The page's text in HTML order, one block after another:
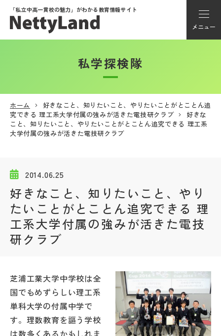
「私立中高一貫校の魅力」がわかる教育情報サイト
メニュー
アカウント登録
メニュー
学校動画
私学探検隊
帰国生受験情報
説明会・イベント情報
よみもの
学校からのお知らせ
私学探検隊
ホーム
好きなこと、知りたいこと、やりたいことがとことん追
究できる 理工系大学付属の強みが活きた電技研クラブ
好きな
こと、知りたいこと、やりたいことがとことん追究できる 理工系
大学付属の強みが活きた電技研クラブ
2014.06.25
好きなこと、知りたいこと、やり
たいことがとことん追究できる 理
工系大学付属の強みが活きた電技
研クラブ
芝浦工業大学中学校は全
国でもめずらしい理工系
単科大学の付属中学で
す。理数教育を謳う学校
は数多くあるかもしれま